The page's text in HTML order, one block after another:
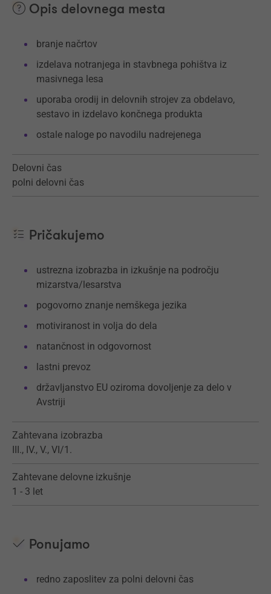
Opis delovnega mesta
branje načrtov
izdelava notranjega in stavbnega pohištva iz
masivnega lesa
uporaba orodij in delovnih strojev za obdelavo,
sestavo in izdelavo končnega produkta
ostale naloge po navodilu nadrejenega
Delovni čas
polni delovni čas
Pričakujemo
ustrezna izobrazba in izkušnje na področju
mizarstva/lesarstva
pogovorno znanje nemškega jezika
motiviranost in volja do dela
natančnost in odgovornost
lastni prevoz
državljanstvo EU oziroma dovoljenje za delo v
Avstriji
Zahtevana izobrazba
III., IV., V., VI/1.
Zahtevane delovne izkušnje
1 - 3 let
Ponujamo
redno zaposlitev za polni delovni čas